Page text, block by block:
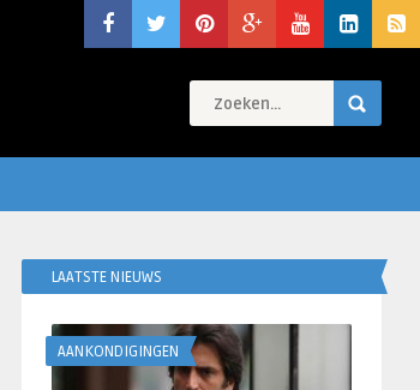
LAATSTE NIEUWS
AANKONDIGINGEN